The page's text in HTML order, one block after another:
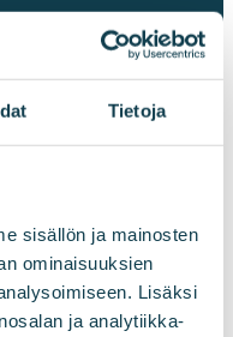
Tietoja
sisällön ja mainosten
ominaisuuksien
Lisäksi
ja analytiikka-